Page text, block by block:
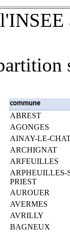
l'INSEE
commune
ABREST
AGONGES
AINAY-LE-
ARCHIGNAT
ARFEUILLES
ARPHEUILLES-
PRIEST
AUROUER
AVERMES
AVRILLY
BAGNEUX